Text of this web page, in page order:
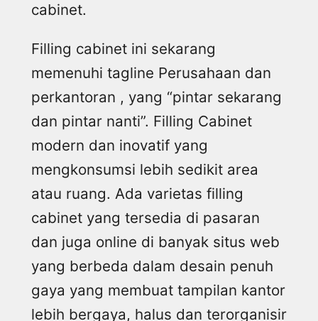
cabinet.
Filling cabinet ini sekarang
memenuhi tagline Perusahaan dan
perkantoran , yang “pintar sekarang
dan pintar nanti”. Filling Cabinet
modern dan inovatif yang
mengkonsumsi lebih sedikit area
atau ruang. Ada varietas filling
cabinet yang tersedia di pasaran
dan juga online di banyak situs web
yang berbeda dalam desain penuh
gaya yang membuat tampilan kantor
lebih bergaya, halus dan terorganisir